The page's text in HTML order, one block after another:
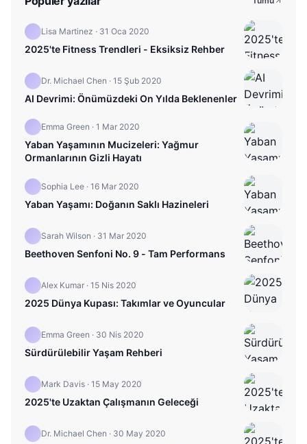
Lisa Martinez · 31 Oca 2020
2025'te Fitness Trendleri - Eksiksiz Rehber
Dr. Michael Chen · 15 Şub 2020
AI Devrimi: Önümüzdeki On Yılda Beklenenler
Emma Green · 1 Mar 2020
Yaban Yaşamının Mucizeleri: Yağmur
Ormanlarının Gizli Hayatı
Sophia Lee · 16 Mar 2020
Yaban Yaşamı: Doğanın Saklı Hazineleri
Sarah Wilson · 31 Mar 2020
Beethoven Senfoni No. 9 - Tam Performans
Alex Kumar · 15 Nis 2020
2025 Dünya Kupası: Takımlar ve Oyuncular
Emma Green · 30 Nis 2020
Sürdürülebilir Yaşam Rehberi
Mark Davis · 15 May 2020
2025'te Uzaktan Çalışmanın Geleceği
Dr. Michael Chen · 30 May 2020